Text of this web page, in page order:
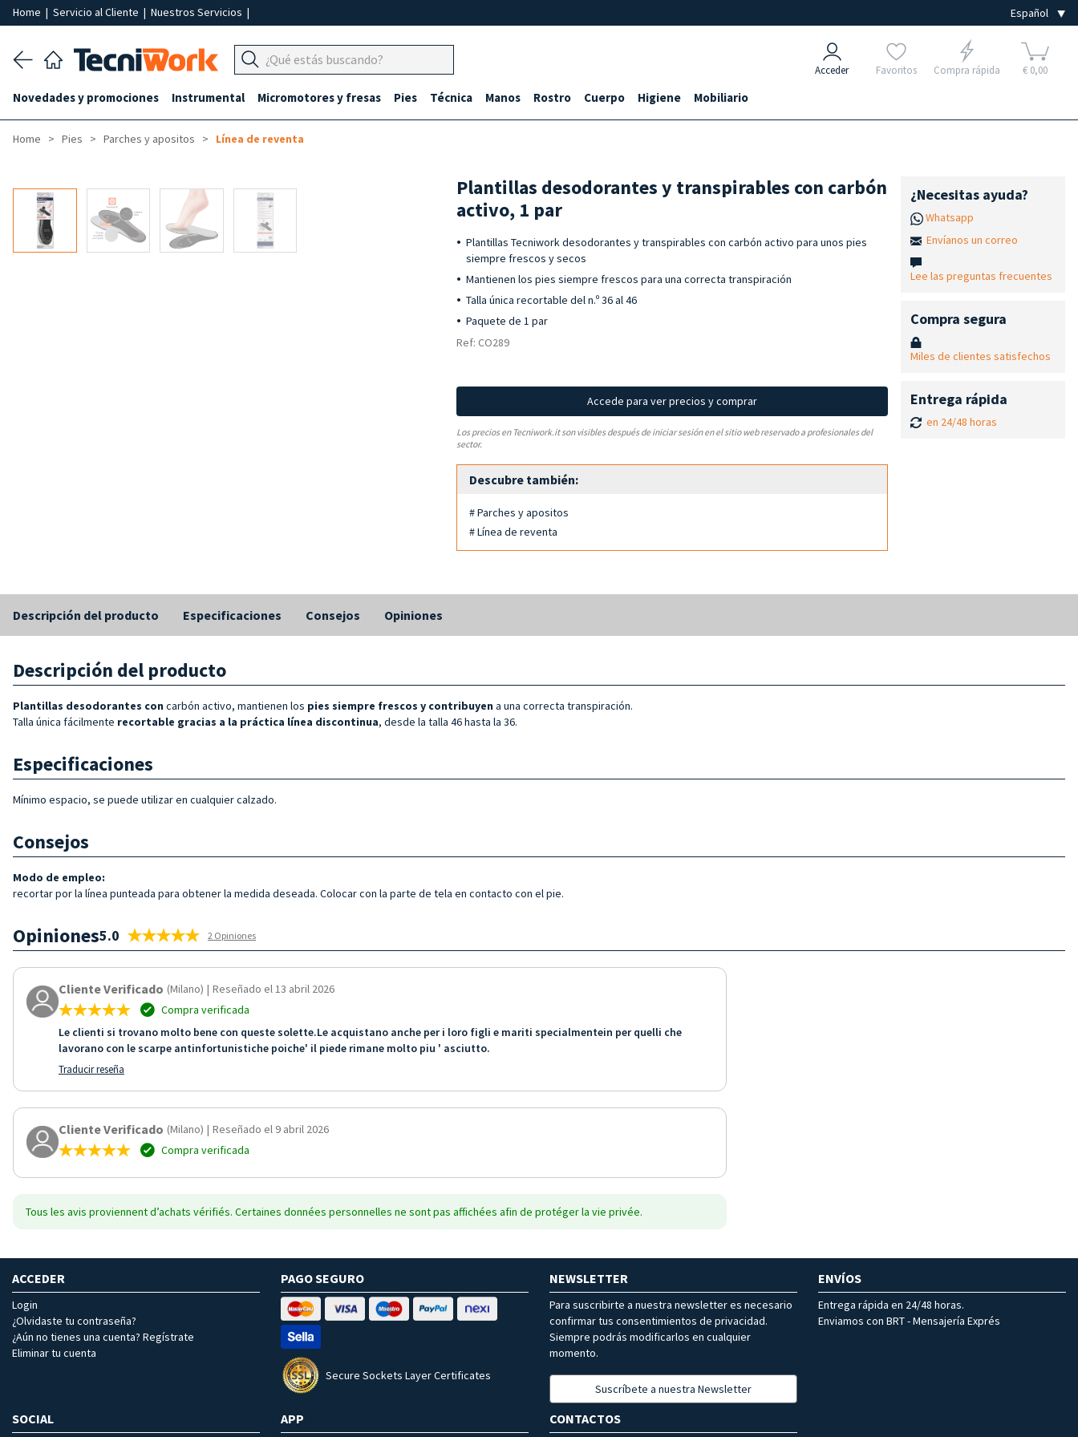
Home | Servicio al Cliente | Nuestros Servicios |
Acceder Favoritos Compra rápida € 0,00
Novedades y promociones Instrumental Micromotores y fresas Pies Técnica Manos Rostro Cuerpo Higiene Mobiliario
Home Pies Parches y apositos Línea de reventa
Plantillas desodorantes y transpirables con carbón
activo, 1 par
Plantillas Tecniwork desodorantes y transpirables con carbón activo para unos pies
siempre frescos y secos
Mantienen los pies siempre frescos para una correcta transpiración
Talla única recortable del n.º 36 al 46
Paquete de 1 par
Ref: CO289
Accede para ver precios y comprar
Los precios en Tecniwork.it son visibles después de iniciar sesión en el sitio web reservado a profesionales del
sector.
Descubre también:
# Parches y apositos
# Línea de reventa
¿Necesitas ayuda?
Whatsapp
Envíanos un correo
Lee las preguntas frecuentes
Compra segura
Miles de clientes satisfechos
Entrega rápida
en 24/48 horas
Descripción del producto Especificaciones Consejos Opiniones
Descripción del producto
Plantillas desodorantes con carbón activo, mantienen los pies siempre frescos y contribuyen a una correcta transpiración.
Talla única fácilmente recortable gracias a la práctica línea discontinua, desde la talla 46 hasta la 36.
Especificaciones
Mínimo espacio, se puede utilizar en cualquier calzado.
Consejos
Modo de empleo:
recortar por la línea punteada para obtener la medida deseada. Colocar con la parte de tela en contacto con el pie.
Opiniones5.0 2 Opiniones
Cliente Verificado (Milano) | Reseñado el 13 abril 2026
Compra verificada
Le clienti si trovano molto bene con queste solette.Le acquistano anche per i loro figli e mariti specialmentein per quelli che
lavorano con le scarpe antinfortunistiche poiche' il piede rimane molto piu ' asciutto.
Traducir reseña
Cliente Verificado (Milano) | Reseñado el 9 abril 2026
Compra verificada
Tous les avis proviennent d’achats vérifiés. Certaines données personnelles ne sont pas affichées afin de protéger la vie privée.
ACCEDER
Login
¿Olvidaste tu contraseña?
¿Aún no tienes una cuenta? Regístrate
Eliminar tu cuenta
PAGO SEGURO
Secure Sockets Layer Certificates
NEWSLETTER
Para suscribirte a nuestra newsletter es necesario
confirmar tus consentimientos de privacidad.
Siempre podrás modificarlos en cualquier
momento.
Suscríbete a nuestra Newsletter
ENVÍOS
Entrega rápida en 24/48 horas.
Enviamos con BRT - Mensajería Exprés
SOCIAL APP CONTACTOS